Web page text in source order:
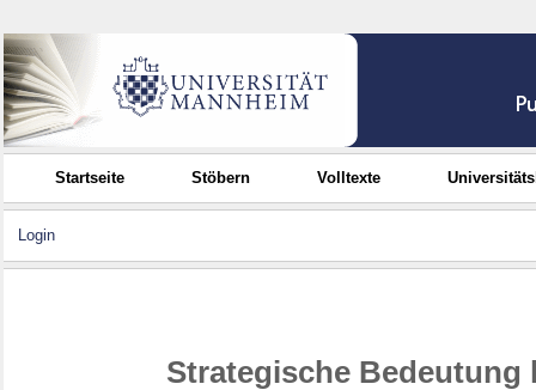
Startseite Stöbern Volltexte
Login
Strategische